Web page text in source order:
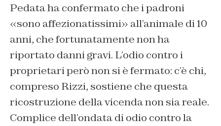
Pedata ha confermato che i padroni
«sono affezionatissimi» all’animale di 10
anni, che fortunatamente non ha
riportato danni gravi. L’odio contro i
proprietari però non si è fermato: c’è chi,
compreso Rizzi, sostiene che questa
ricostruzione della vicenda non sia reale.
Complice dell’ondata di odio contro la